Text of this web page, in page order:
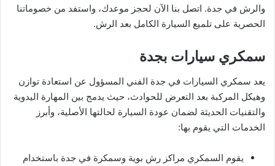
والرش في جدة. اتصل بنا الآن لحجز موعدك، واستفد من خصوماتنا
الحصرية على تلميع السيارة الكامل بعد الرش.
سمكري سيارات بجدة
يعد سمكري السيارات في جدة الفني المسؤول عن استعادة توازن
وهيكل المركبة بعد التعرض للحوادث، حيث يدمج بين المهارة اليدوية
والتقنيات الحديثة لضمان عودة السيارة لحالتها الأصلية، وأبرز
الخدمات التي يقوم بها:
يقوم السمكري مراكز رش بوية وسمكرة في جدة باستخدام